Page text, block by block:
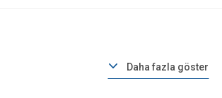
Daha fazla göster